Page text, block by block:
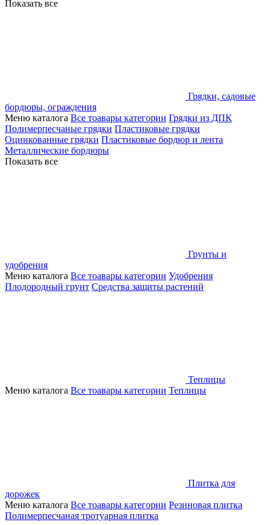
Показать все
Грядки, садовые
бордюры, ограждения
Меню каталога Все тоавары категории Грядки из ДПК
Полимерпесчаные грядки Пластиковые грядки
Оцинкованные грядки Пластиковые бордюр и лента
Металлические бордюры
Показать все
Грунты и
удобрения
Меню каталога Все тоавары категории Удобрения
Плодородный грунт Средства защиты растений
Теплицы
Меню каталога Все тоавары категории Теплицы
Плитка для
дорожек
Меню каталога Все тоавары категории Резиновая плитка
Полимерпесчаная тротуарная плитка